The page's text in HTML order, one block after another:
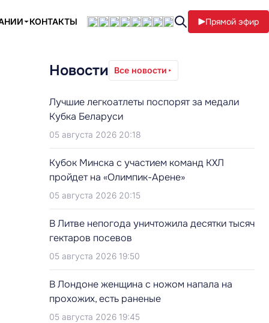
КОНТАКТЫ Прямой эфир
Новости Все новости
Лучшие легкоатлеты поспорят за медали
Кубка Беларуси
05 августа 2026 20:18
Кубок Минска с участием команд КХЛ
пройдет на «Олимпик-Арене»
05 августа 2026 20:15
В Литве непогода уничтожила десятки тысяч
гектаров посевов
05 августа 2026 19:50
В Лондоне женщина с ножом напала на
прохожих, есть раненые
05 августа 2026 19:45